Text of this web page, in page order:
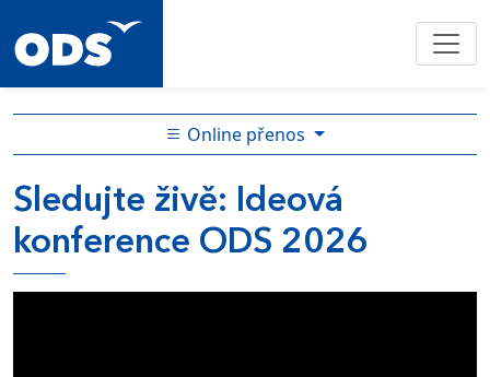
Online přenos
Sledujte živě: Ideová
konference ODS 2026